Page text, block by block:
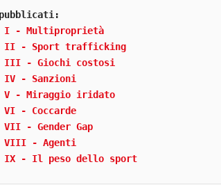
I - Multiproprietà
II - Sport trafficking
III - Giochi costosi
IV - Sanzioni
V - Miraggio iridato
VI - Coccarde
VII - Gender Gap
VIII - Agenti
IX - Il peso dello sport